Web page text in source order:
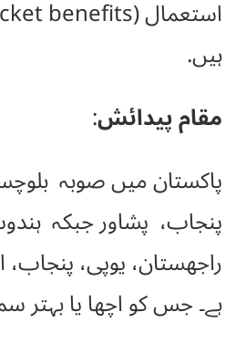
ہیں.
مقام پیدائش:
پاکستان میں صوبہ
پنجاب، پشاور جبکہ
راجھستان، یوپی،
ہے۔ جس کو اچھا یا بہتر